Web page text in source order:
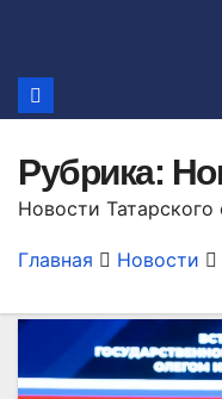
содержимому
Рубрика:
Новости Татарского
Главная Новости